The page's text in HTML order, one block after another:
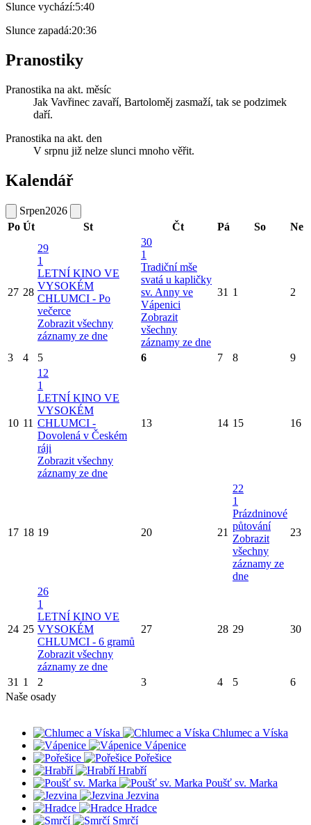
Slunce vychází:5:40
Slunce zapadá:20:36
Pranostiky
Pranostika na akt. měsíc
Jak Vavřinec zavaří, Bartoloměj zasmaží, tak se podzimek
daří.
Pranostika na akt. den
V srpnu již nelze slunci mnoho věřit.
Kalendář
Srpen2026
Po Út St Čt Pá So Ne
27 28
29
1
LETNÍ KINO VE
VYSOKÉM
CHLUMCI - Po
večerce
Zobrazit všechny
záznamy ze dne
30
1
Tradiční mše
svatá u kapličky
sv. Anny ve
Vápenici
Zobrazit
všechny
záznamy ze dne
31 1 2
3 4 5 6 7 8 9
10 11
12
1
LETNÍ KINO VE
VYSOKÉM
CHLUMCI -
Dovolená v Českém
ráji
Zobrazit všechny
záznamy ze dne
13 14 15 16
17 18 19 20 21
22
1
Prázdninové
půtování
Zobrazit
všechny
záznamy ze
dne
23
24 25
26
1
LETNÍ KINO VE
VYSOKÉM
CHLUMCI - 6 gramů
Zobrazit všechny
záznamy ze dne
27 28 29 30
31 1 2 3 4 5
6
Naše osady
Chlumec a Víska
Vápenice
Pořešice
Hrabří
Poušť sv. Marka
Jezvina
Hradce
Smrčí